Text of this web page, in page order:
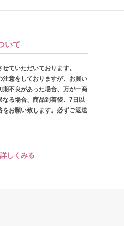
いて
ていただいております。
注意をしておりますが、お買い
期不良があった場合、万が一商
なる場合、商品到着後、7日以
をお願い致します。必ずご返送
しくみる